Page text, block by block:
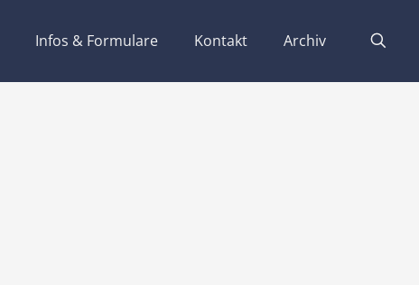
Infos & Formulare Kontakt Archiv